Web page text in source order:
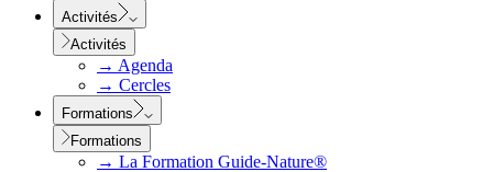
Activités
Activités
→ Agenda
→ Cercles
Formations
Formations
→ La Formation Guide-Nature®